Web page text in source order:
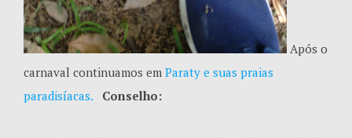
Após o
carnaval continuamos em Paraty e suas praias
paradisíacas.
Conselho: